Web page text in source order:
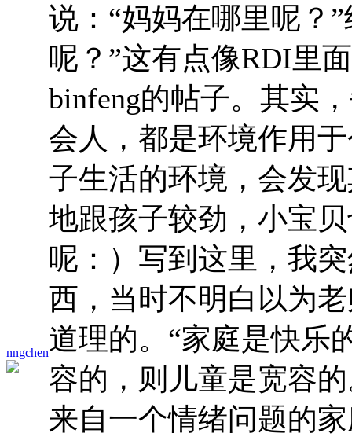
nngchen
说：“妈妈在哪里呢？
呢？”这有点像RDI里
binfeng的帖子。其实
会人，都是环境作用
子生活的环境，会发
地跟孩子较劲，小宝
呢：）写到这里，我
西，当时不明白以为
道理的。“家庭是快乐
容的，则儿童是宽容
来自一个情绪问题的